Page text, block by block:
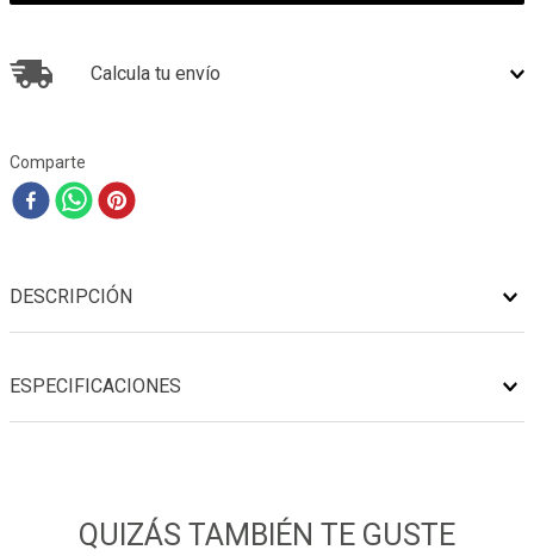
Calcula tu envío
Comparte
DESCRIPCIÓN
ESPECIFICACIONES
QUIZÁS TAMBIÉN TE GUSTE